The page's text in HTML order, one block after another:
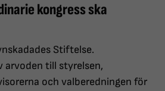
kongress ska
Stiftelse.
arvoden till styrelsen,
och valberedningen för